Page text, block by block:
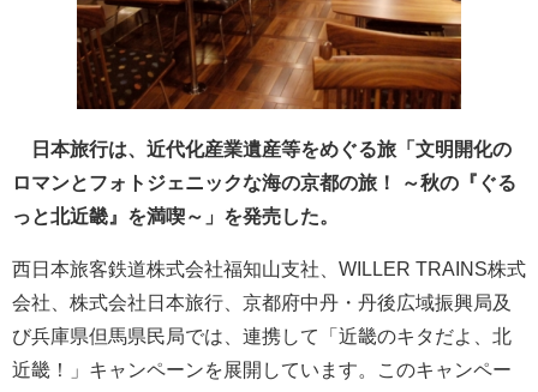
日本旅行は、近代化産業遺産等をめぐる旅「文明開化の
ロマンとフォトジェニックな海の京都の旅！ ～秋の『ぐる
っと北近畿』を満喫～」を発売した。
西日本旅客鉄道株式会社福知山支社、WILLER TRAINS株式
会社、株式会社日本旅行、京都府中丹・丹後広域振興局及
び兵庫県但馬県民局では、連携して「近畿のキタだよ、北
近畿！」キャンペーンを展開しています。このキャンペー